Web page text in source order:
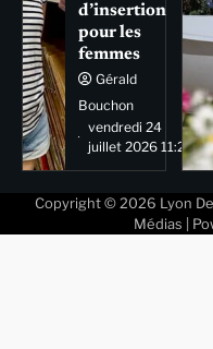
d’insertion
pour les
femmes
Gérald
Bouchon
vendredi 24
juillet 2026 11:29
Copyright © 2026 Lyon
Médias |